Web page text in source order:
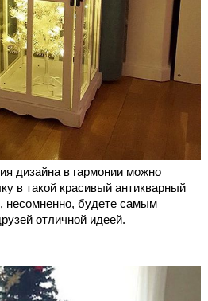
дизайна в гармонии можно
в такой красивый антикварный
несомненно, будете самым
отличной идеей.